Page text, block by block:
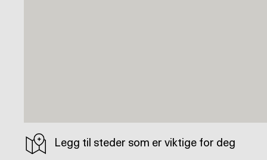
Legg til steder som er viktige for deg